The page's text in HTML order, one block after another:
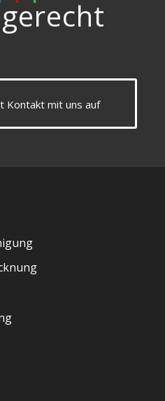
Kontakt mit uns auf